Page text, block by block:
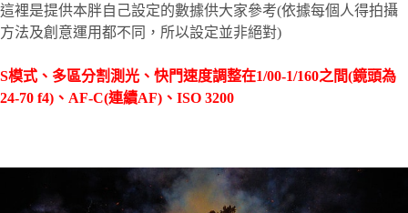
這裡是提供本胖自己設定的數據供大家參考(依據每個人得拍攝
方法及創意運用都不同，所以設定並非絕對)
S模式、多區分割測光、快門速度調整在1/00-1/160之間(鏡頭為
24-70 f4)、AF-C(連續AF)、ISO 3200